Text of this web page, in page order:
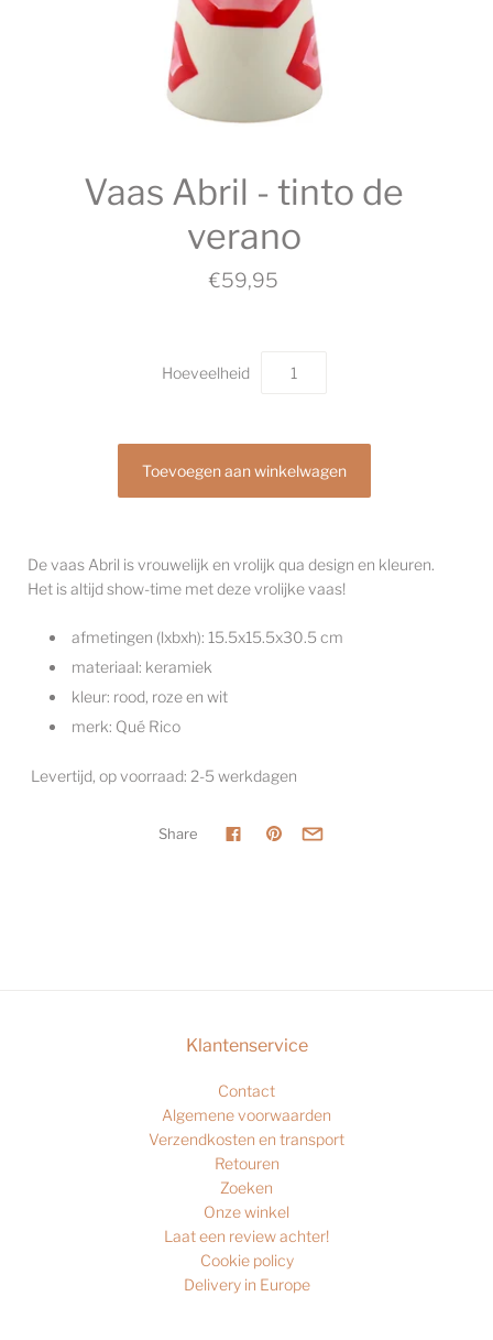
Vaas Abril - tinto de
verano
€59,95
Hoeveelheid
De vaas Abril is vrouwelijk en vrolijk qua design en kleuren.
Het is altijd show-time met deze vrolijke vaas!
afmetingen (lxbxh): 15.5x15.5x30.5 cm
materiaal: keramiek
kleur: rood, roze en wit
merk: Qué Rico
Levertijd, op voorraad: 2-5 werkdagen
Share
Klantenservice
Contact
Algemene voorwaarden
Verzendkosten en transport
Retouren
Zoeken
Onze winkel
Laat een review achter!
Cookie policy
Delivery in Europe